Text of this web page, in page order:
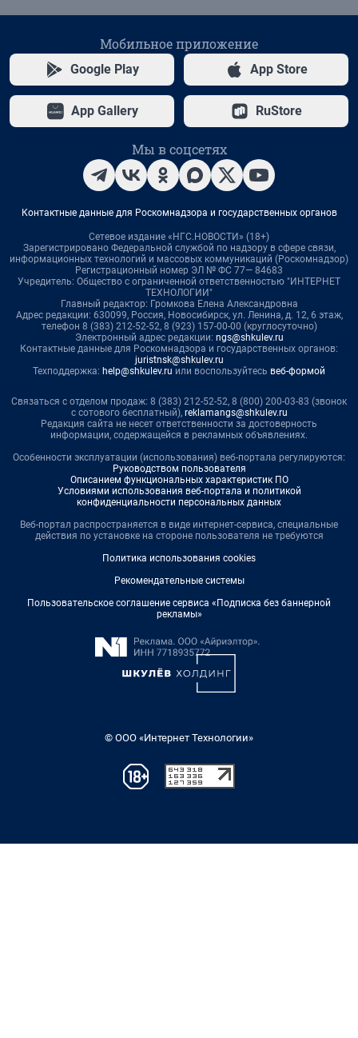
Мобильное приложение
Google Play App Store
App Gallery RuStore
Мы в соцсетях
Контактные данные для Роскомнадзора и государственных органов
Сетевое издание «НГС.НОВОСТИ» (18+)
Зарегистрировано Федеральной службой по надзору в сфере связи,
информационных технологий и массовых коммуникаций (Роскомнадзор)
Регистрационный номер ЭЛ № ФС 77— 84683
Учредитель: Общество с ограниченной ответственностью "ИНТЕРНЕТ
ТЕХНОЛОГИИ"
Главный редактор: Громкова Елена Александровна
Адрес редакции: 630099, Россия, Новосибирск, ул. Ленина, д. 12, 6 этаж,
телефон 8 (383) 212-52-52, 8 (923) 157-00-00 (круглосуточно)
Электронный адрес редакции: ngs@shkulev.ru
Контактные данные для Роскомнадзора и государственных органов:
juristnsk@shkulev.ru
Техподдержка: help@shkulev.ru или воспользуйтесь веб-формой
Связаться с отделом продаж: 8 (383) 212-52-52, 8 (800) 200-03-83 (звонок
с сотового бесплатный), reklamangs@shkulev.ru
Редакция сайта не несет ответственности за достоверность
информации, содержащейся в рекламных объявлениях.
Особенности эксплуатации (использования) веб-портала регулируются:
Руководством пользователя
Описанием функциональных характеристик ПО
Условиями использования веб-портала и политикой
конфиденциальности персональных данных
Веб-портал распространяется в виде интернет-сервиса, специальные
действия по установке на стороне пользователя не требуются
Политика использования cookies
Рекомендательные системы
Пользовательское соглашение сервиса «Подписка без баннерной
рекламы»
© ООО «Интернет Технологии»